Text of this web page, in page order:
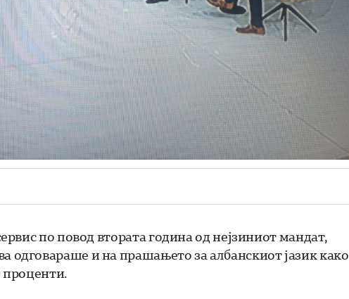
по повод втората година од нејзиниот мандат,
одговараше и на прашањето за албанскиот јазик како
проценти.